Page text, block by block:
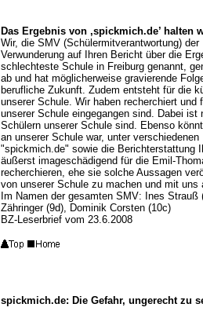
Das Ergebnis von ,spickmich.de’
Wir, die SMV (Schülermitverantwortung)
Verwunderung auf Ihren Bericht über die
schlechteste Schule in Freiburg genannt,
ab und hat möglicherweise gravierende
berufliche Zukunft. Zudem entsteht für die
unserer Schule. Wir haben recherchiert
unserer Schule eingegangen sind. Dabei
Schülern unserer Schule sind. Ebenso
an unserer Schule war, unter
"spickmich.de" sowie die Berichterstattung
äußerst imageschädigend für die Emil-
recherchieren, ehe sie solche Aussagen
von unserer Schule zu machen und mit
Im Namen der gesamten SMV: Ines
Zähringer (9d), Dominik Corsten (10c)
BZ-Leserbrief vom 23.6.2008
spickmich.de: Die Gefahr, ungerecht zu